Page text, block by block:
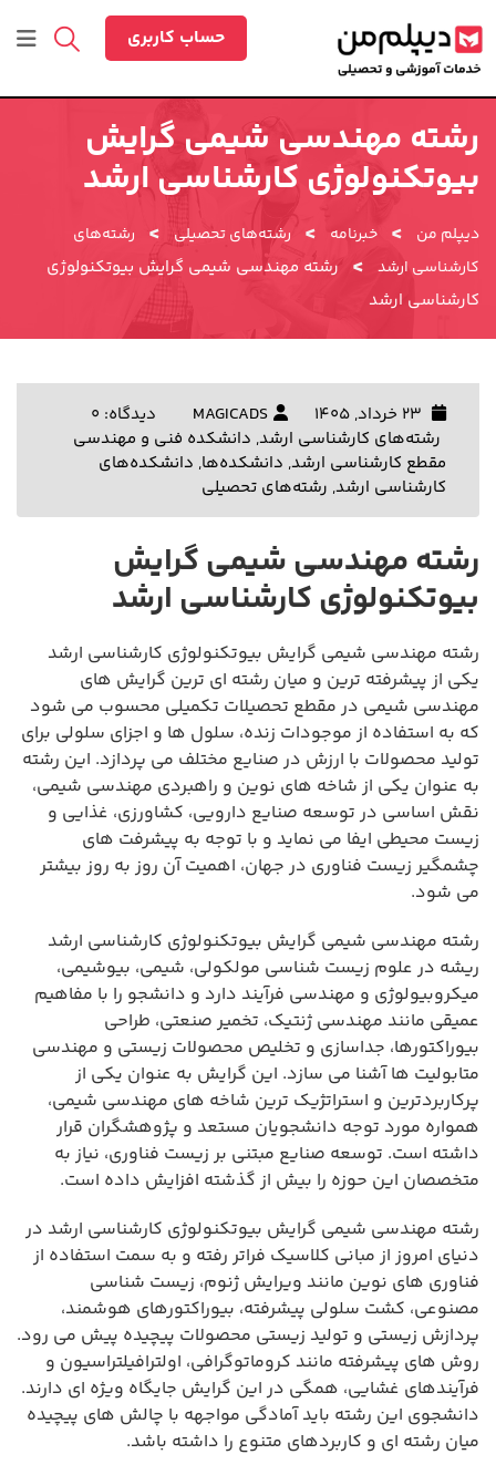
به
محتوا
حساب کاربری
رشته مهندسی شیمی گرایش
بیوتکنولوژی کارشناسی ارشد
دیپلم من > خبرنامه > رشته‌های تحصیلی >
رشته‌های
کارشناسی ارشد >
رشته مهندسی شیمی گرایش بیوتکنولوژی
کارشناسی ارشد
MAGICADS
دیدگاه: 0
رشته‌های کارشناسی ارشد, دانشکده فنی و مهندسی
مقطع کارشناسی ارشد, دانشکده‌ها, دانشکده‌های
کارشناسی ارشد, رشته‌های تحصیلی
رشته مهندسی شیمی گرایش
بیوتکنولوژی کارشناسی ارشد
رشته مهندسی شیمی گرایش بیوتکنولوژی کارشناسی ارشد
یکی از پیشرفته ترین و میان رشته ای ترین گرایش های
مهندسی شیمی در مقطع تحصیلات تکمیلی محسوب می شود
که به استفاده از موجودات زنده، سلول ها و اجزای سلولی برای
تولید محصولات با ارزش در صنایع مختلف می پردازد. این رشته
به عنوان یکی از شاخه های نوین و راهبردی مهندسی شیمی،
نقش اساسی در توسعه صنایع دارویی، کشاورزی، غذایی و
زیست محیطی ایفا می نماید و با توجه به پیشرفت های
چشمگیر زیست فناوری در جهان، اهمیت آن روز به روز بیشتر
می شود.
رشته مهندسی شیمی گرایش بیوتکنولوژی کارشناسی ارشد
ریشه در علوم زیست شناسی مولکولی، شیمی، بیوشیمی،
میکروبیولوژی و مهندسی فرآیند دارد و دانشجو را با مفاهیم
عمیقی مانند مهندسی ژنتیک، تخمیر صنعتی، طراحی
بیوراکتورها، جداسازی و تخلیص محصولات زیستی و مهندسی
متابولیت ها آشنا می سازد. این گرایش به عنوان یکی از
پرکاربردترین و استراتژیک ترین شاخه های مهندسی شیمی،
همواره مورد توجه دانشجویان مستعد و پژوهشگران قرار
داشته است. توسعه صنایع مبتنی بر زیست فناوری، نیاز به
متخصصان این حوزه را بیش از گذشته افزایش داده است.
رشته مهندسی شیمی گرایش بیوتکنولوژی کارشناسی ارشد در
دنیای امروز از مبانی کلاسیک فراتر رفته و به سمت استفاده از
فناوری های نوین مانند ویرایش ژنوم، زیست شناسی
مصنوعی، کشت سلولی پیشرفته، بیوراکتورهای هوشمند،
پردازش زیستی و تولید زیستی محصولات پیچیده پیش می رود.
روش های پیشرفته مانند کروماتوگرافی، اولترافیلتراسیون و
فرآیندهای غشایی، همگی در این گرایش جایگاه ویژه ای دارند.
دانشجوی این رشته باید آمادگی مواجهه با چالش های پیچیده
میان رشته ای و کاربردهای متنوع را داشته باشد.